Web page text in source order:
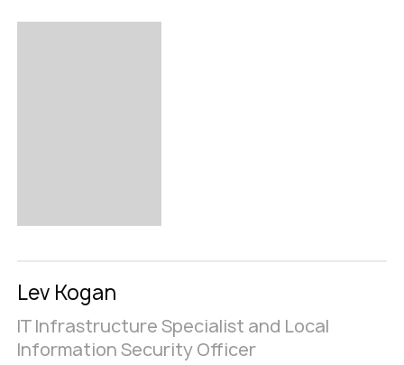
Lev Kogan
IT Infrastructure Specialist and Local
Information Security Officer